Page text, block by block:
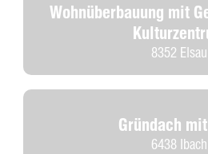
Wohnüberbauung mit
8352 Elsau
Gründach
6438 Ibach